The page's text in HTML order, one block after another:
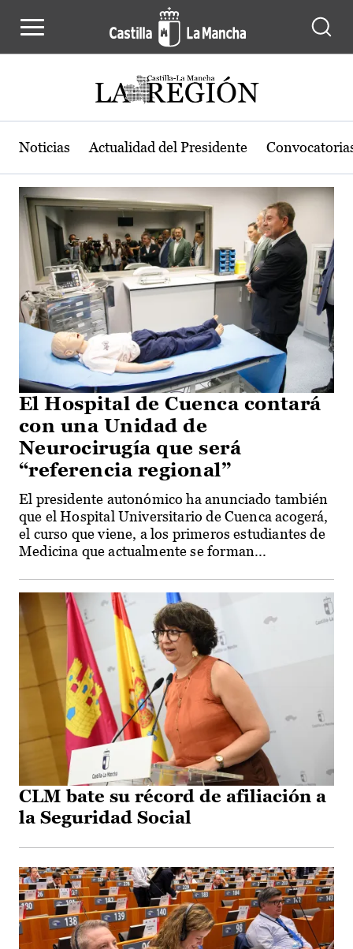
Actualidad de la región de Castilla-
Noticias Actualidad del Presidente
El Hospital de Cuenca contará
con una Unidad de
Neurocirugía que será
“referencia regional”
El presidente autonómico ha anunciado también
que el Hospital Universitario de Cuenca acogerá,
el curso que viene, a los primeros estudiantes de
Medicina que actualmente se forman...
CLM bate su récord de afiliación a
la Seguridad Social